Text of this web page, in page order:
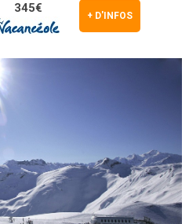
+ D'INFOS
345€